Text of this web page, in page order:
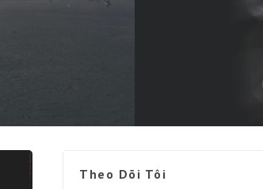
Theo Dõi Tôi